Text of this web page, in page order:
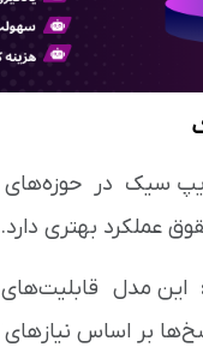
سیک در
عملکرد بهتری دارد.
این مدل
بر اساس نیازهای